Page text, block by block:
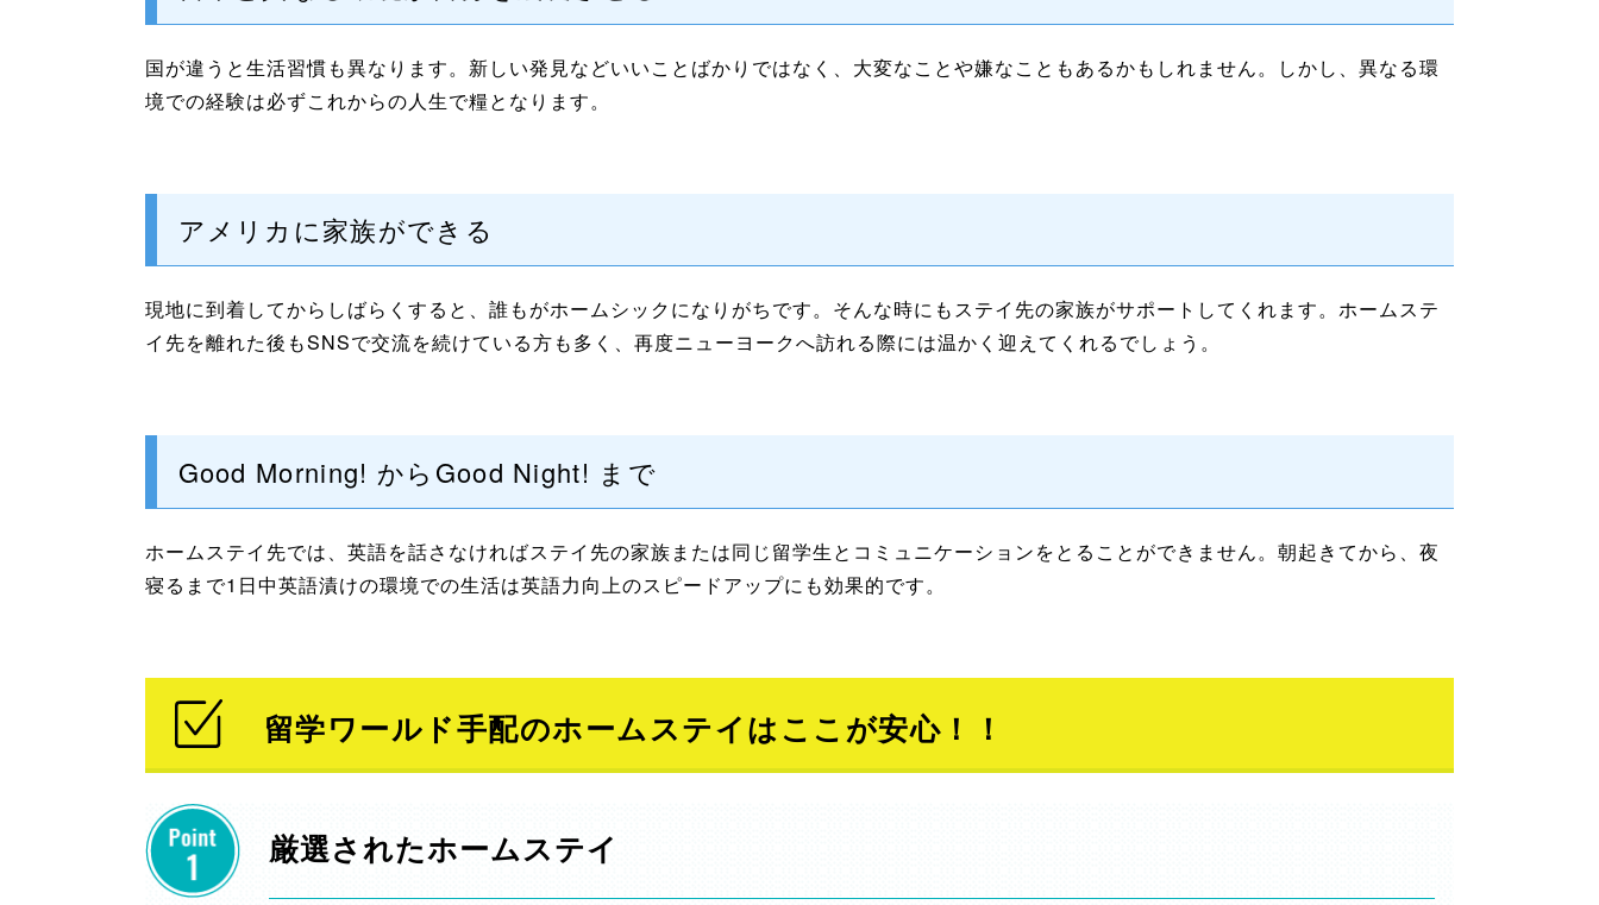
国が違うと生活習慣も異なります。新しい発見などいいことばかりではなく、大変なことや嫌なこともあるかもしれません。しかし、異なる環
境での経験は必ずこれからの人生で糧となります。
アメリカに家族ができる
現地に到着してからしばらくすると、誰もがホームシックになりがちです。そんな時にもステイ先の家族がサポートしてくれます。ホームステ
イ先を離れた後もSNSで交流を続けている方も多く、再度ニューヨークへ訪れる際には温かく迎えてくれるでしょう。
Good Morning! からGood Night! まで
ホームステイ先では、英語を話さなければステイ先の家族または同じ留学生とコミュニケーションをとることができません。朝起きてから、夜
寝るまで1日中英語漬けの環境での生活は英語力向上のスピードアップにも効果的です。
留学ワールド手配のホームステイはここが安心！！
厳選されたホームステイ